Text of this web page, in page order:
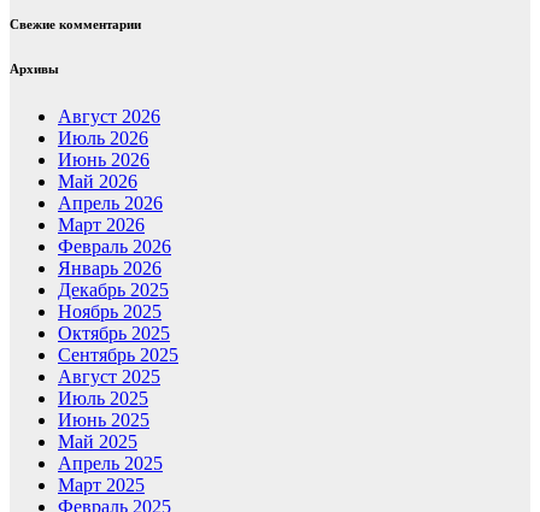
Свежие комментарии
Архивы
Август 2026
Июль 2026
Июнь 2026
Май 2026
Апрель 2026
Март 2026
Февраль 2026
Январь 2026
Декабрь 2025
Ноябрь 2025
Октябрь 2025
Сентябрь 2025
Август 2025
Июль 2025
Июнь 2025
Май 2025
Апрель 2025
Март 2025
Февраль 2025